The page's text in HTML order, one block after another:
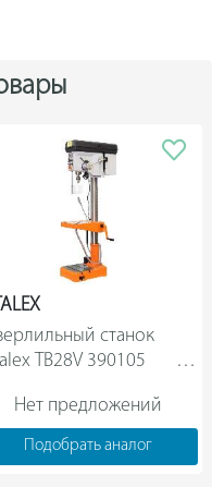
высокую
Тиски можно
для обработки
модели:
05-18-05
станок
TB28V 390105
Нет предложений
Подобрать аналог